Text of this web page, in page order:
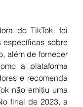
do TikTok, foi
específicas sobre
além de fornecer
a plataforma
e recomenda
não emitiu uma
final de 2023, a